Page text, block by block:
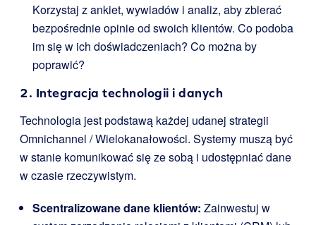
Korzystaj z ankiet, wywiadów i analiz, aby zbierać
bezpośrednie opinie od swoich klientów. Co podoba
im się w ich doświadczeniach? Co można by
poprawić?
2. Integracja technologii i danych
Technologia jest podstawą każdej udanej strategii
Omnichannel / Wielokanałowości. Systemy muszą być
w stanie komunikować się ze sobą i udostępniać dane
w czasie rzeczywistym.
Scentralizowane dane klientów: Zainwestuj w